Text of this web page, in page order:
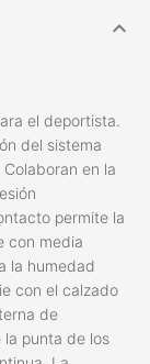
el deportista.
del sistema
en la
permite la
con media
la humedad
con el calzado
de
punta de los